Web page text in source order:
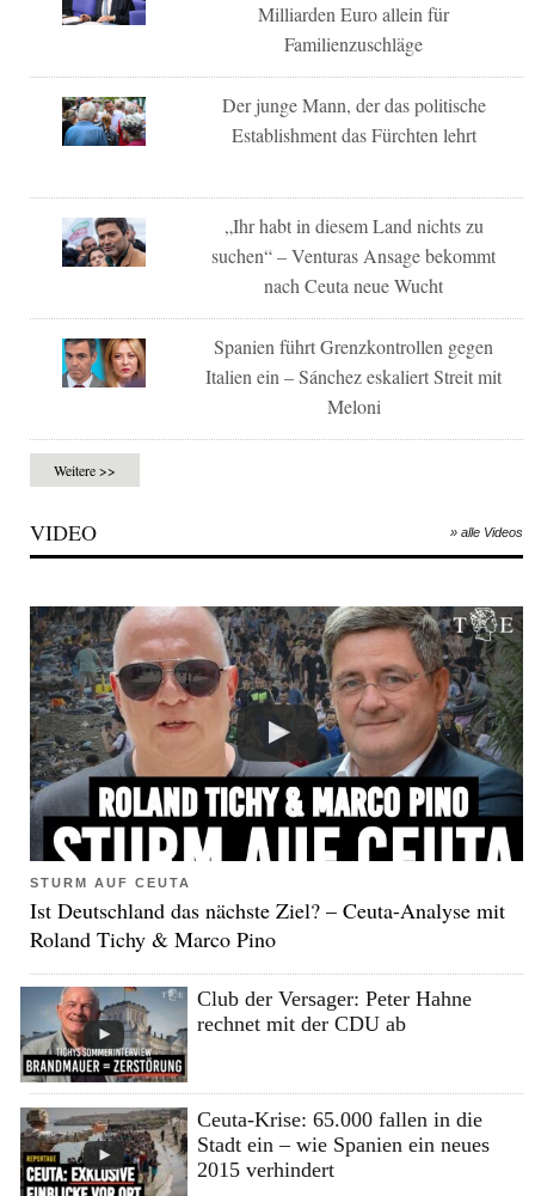
Milliarden Euro allein für
Familienzuschläge
Der junge Mann, der das politische
Establishment das Fürchten lehrt
„Ihr habt in diesem Land nichts zu
suchen“ – Venturas Ansage bekommt
nach Ceuta neue Wucht
Spanien führt Grenzkontrollen gegen
Italien ein – Sánchez eskaliert Streit mit
Meloni
Weitere >>
VIDEO » alle Videos
STURM AUF CEUTA
Ist Deutschland das nächste Ziel? – Ceuta-Analyse mit
Roland Tichy & Marco Pino
Club der Versager: Peter Hahne
rechnet mit der CDU ab
Ceuta-Krise: 65.000 fallen in die
Stadt ein – wie Spanien ein neues
2015 verhindert